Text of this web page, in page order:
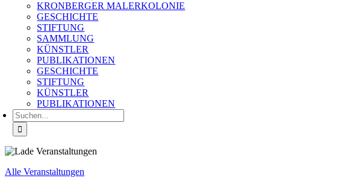
KRONBERGER MALERKOLONIE
GESCHICHTE
STIFTUNG
SAMMLUNG
KÜNSTLER
PUBLIKATIONEN
GESCHICHTE
STIFTUNG
KÜNSTLER
PUBLIKATIONEN
Suche
nach:
Alle Veranstaltungen